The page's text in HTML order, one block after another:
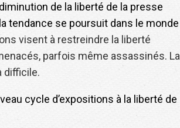
de la liberté de la presse
tendance se poursuit dans le monde
visent à restreindre la liberté
parfois même assassinés. La
difficile.
cycle d’expositions à la liberté de